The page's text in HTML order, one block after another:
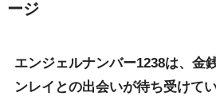
ージ
エンジェルナンバー1238は、金
ンレイとの出会いが待ち受けて